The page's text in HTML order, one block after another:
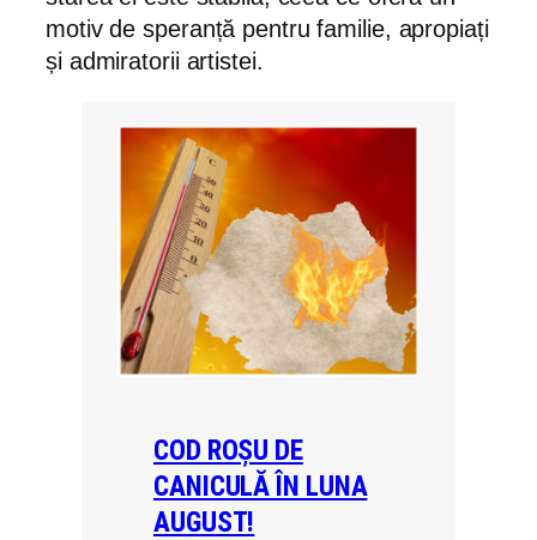
motiv de speranță pentru familie, apropiați
și admiratorii artistei.
COD ROȘU DE
CANICULĂ ÎN LUNA
AUGUST!